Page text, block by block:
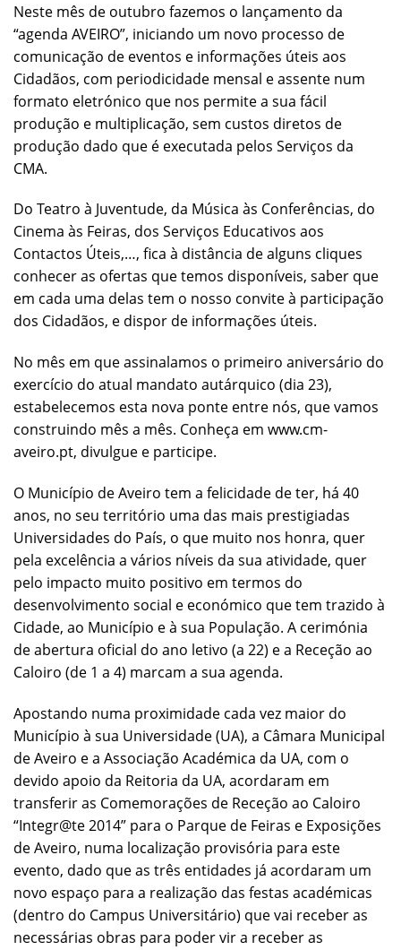
Neste mês de outubro fazemos o lançamento da
“agenda AVEIRO”, iniciando um novo processo de
comunicação de eventos e informações úteis aos
Cidadãos, com periodicidade mensal e assente num
formato eletrónico que nos permite a sua fácil
produção e multiplicação, sem custos diretos de
produção dado que é executada pelos Serviços da
CMA.
Do Teatro à Juventude, da Música às Conferências, do
Cinema às Feiras, dos Serviços Educativos aos
Contactos Úteis,…, fica à distância de alguns cliques
conhecer as ofertas que temos disponíveis, saber que
em cada uma delas tem o nosso convite à participação
dos Cidadãos, e dispor de informações úteis.
No mês em que assinalamos o primeiro aniversário do
exercício do atual mandato autárquico (dia 23),
estabelecemos esta nova ponte entre nós, que vamos
construindo mês a mês. Conheça em www.cm-
aveiro.pt, divulgue e participe.
O Município de Aveiro tem a felicidade de ter, há 40
anos, no seu território uma das mais prestigiadas
Universidades do País, o que muito nos honra, quer
pela excelência a vários níveis da sua atividade, quer
pelo impacto muito positivo em termos do
desenvolvimento social e económico que tem trazido à
Cidade, ao Município e à sua População. A cerimónia
de abertura oficial do ano letivo (a 22) e a Receção ao
Caloiro (de 1 a 4) marcam a sua agenda.
Apostando numa proximidade cada vez maior do
Município à sua Universidade (UA), a Câmara Municipal
de Aveiro e a Associação Académica da UA, com o
devido apoio da Reitoria da UA, acordaram em
transferir as Comemorações de Receção ao Caloiro
“Integr@te 2014” para o Parque de Feiras e Exposições
de Aveiro, numa localização provisória para este
evento, dado que as três entidades já acordaram um
novo espaço para a realização das festas académicas
(dentro do Campus Universitário) que vai receber as
necessárias obras para poder vir a receber as